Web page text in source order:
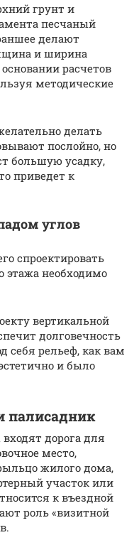
грунт и
песчаный
делают
и ширина
расчетов
методические
делать
послойно, но
большую усадку,
приведет к
углов
спроектировать
этажа необходимо
вертикальной
долговечность
себя рельеф, как вам
и было
палисадник
дорога для
место,
жилого дома,
участок или
к въездной
роль «визитной